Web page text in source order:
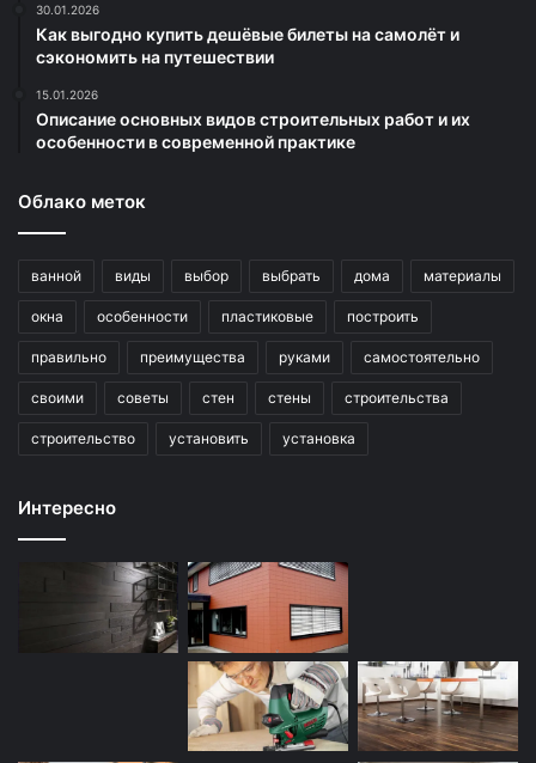
30.01.2026
Как выгодно купить дешёвые билеты на самолёт и
сэкономить на путешествии
15.01.2026
Описание основных видов строительных работ и их
особенности в современной практике
Облако меток
ванной виды выбор выбрать дома материалы
окна особенности пластиковые построить
правильно преимущества руками самостоятельно
своими советы стен стены строительства
строительство установить установка
Интересно